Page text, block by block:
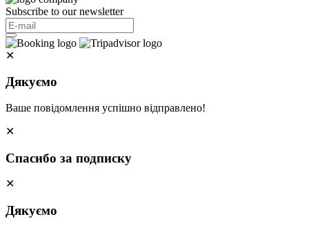
Subscribe to our newsletter
✕
Дякуємо
Ваше повідомлення успішно відправлено!
✕
Спасибо за подписку
✕
Дякуємо